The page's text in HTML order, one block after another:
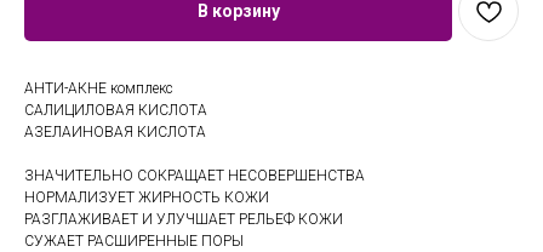
В корзину
АНТИ-АКНЕ комплекс
САЛИЦИЛОВАЯ КИСЛОТА
АЗЕЛАИНОВАЯ КИСЛОТА
ЗНАЧИТЕЛЬНО СОКРАЩАЕТ НЕСОВЕРШЕНСТВА
НОРМАЛИЗУЕТ ЖИРНОСТЬ КОЖИ
РАЗГЛАЖИВАЕТ И УЛУЧШАЕТ РЕЛЬЕФ КОЖИ
СУЖАЕТ РАСШИРЕННЫЕ ПОРЫ